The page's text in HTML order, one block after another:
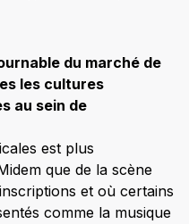
du marché de
les cultures
au sein de
est plus
que de la scène
et où certains
comme la musique